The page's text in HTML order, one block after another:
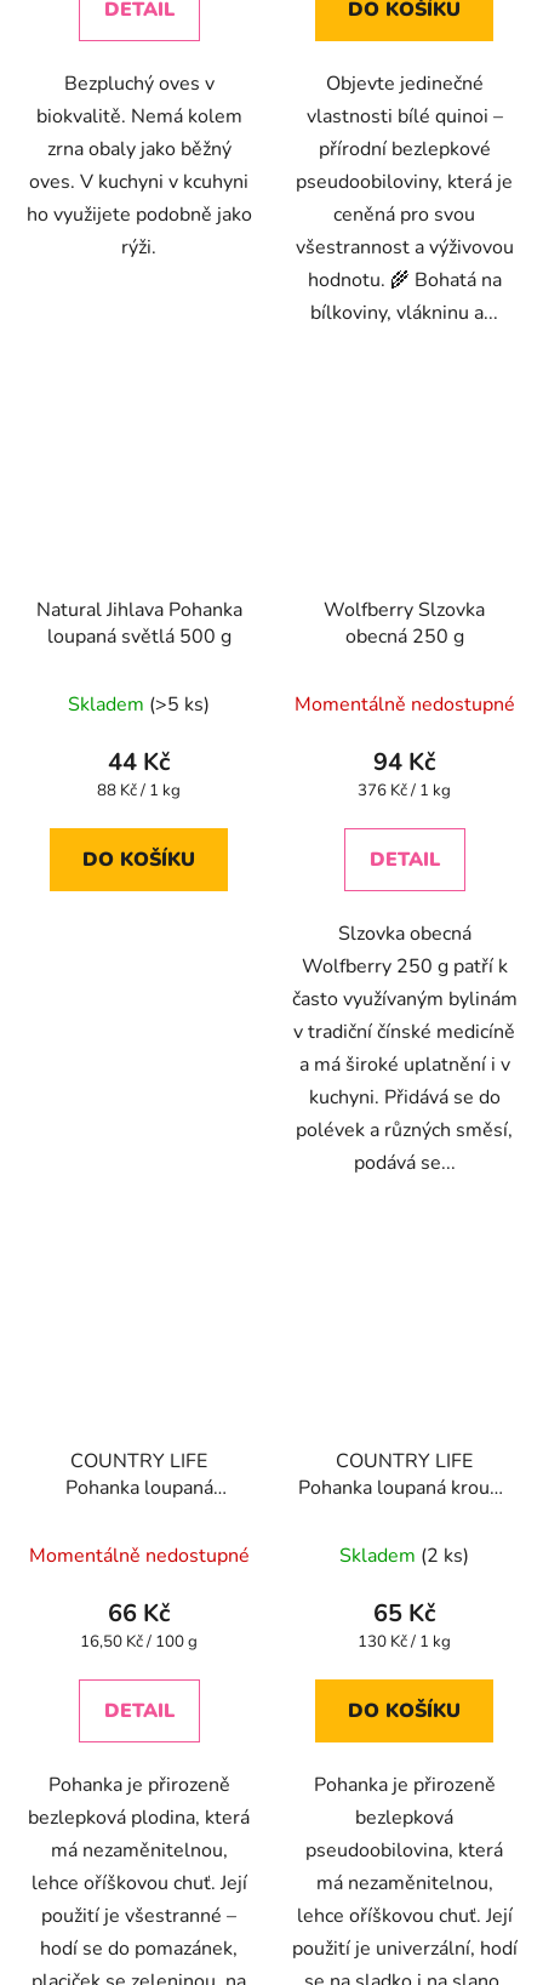
DETAIL
Bezpluchý oves v
biokvalitě. Nemá kolem
zrna obaly jako běžný
oves. V kuchyni v kcuhyni
ho využijete podobně jako
rýži.
DO KOŠÍKU
Objevte jedinečné
vlastnosti bílé quinoi –
přírodní bezlepkové
pseudoobiloviny, která je
ceněná pro svou
všestrannost a výživovou
hodnotu. 🌾 Bohatá na
bílkoviny, vlákninu a...
Natural Jihlava Pohanka
loupaná světlá 500 g
Skladem (>5 ks)
44 Kč
Měrná
88 Kč / 1 kg
DO KOŠÍKU
Wolfberry Slzovka
obecná 250 g
Momentálně nedostupné
94 Kč
Měrná
376 Kč / 1 kg
DETAIL
Slzovka obecná
Wolfberry 250 g patří k
často využívaným bylinám
v tradiční čínské medicíně
a má široké uplatnění i v
kuchyni. Přidává se do
polévek a různých směsí,
podává se...
COUNTRY LIFE
Pohanka loupaná
Momentálně nedostupné
66 Kč
Měrná
16,50 Kč / 100 g
DETAIL
Pohanka je přirozeně
bezlepková plodina, která
má nezaměnitelnou,
lehce oříškovou chuť. Její
použití je všestranné –
hodí se do pomazánek,
COUNTRY LIFE
Pohanka loupaná kroupy
Skladem (2 ks)
65 Kč
Měrná
130 Kč / 1 kg
DO KOŠÍKU
Pohanka je přirozeně
bezlepková
pseudoobilovina, která
má nezaměnitelnou,
lehce oříškovou chuť. Její
použití je univerzální, hodí